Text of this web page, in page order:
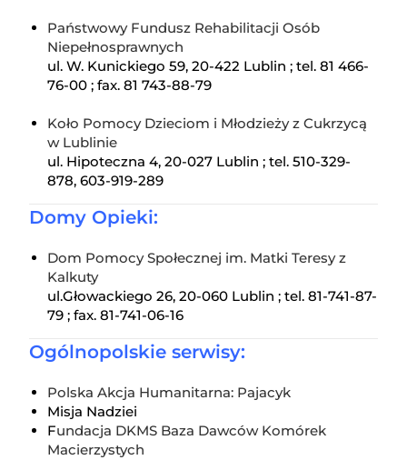
Państwowy Fundusz Rehabilitacji Osób
Niepełnosprawnych
ul. W. Kunickiego 59, 20-422 Lublin ; tel. 81 466-
76-00 ; fax. 81 743-88-79
Koło Pomocy Dzieciom i Młodzieży z Cukrzycą
w Lublinie
ul. Hipoteczna 4, 20-027 Lublin ; tel. 510-329-
878, 603-919-289
Domy Opieki:
Dom Pomocy Społecznej im. Matki Teresy z
Kalkuty
ul.Głowackiego 26, 20-060 Lublin ; tel. 81-741-87-
79 ; fax. 81-741-06-16
Ogólnopolskie serwisy:
Polska Akcja Humanitarna: Pajacyk
Misja Nadziei
Fundacja DKMS Baza Dawców Komórek
Macierzystych